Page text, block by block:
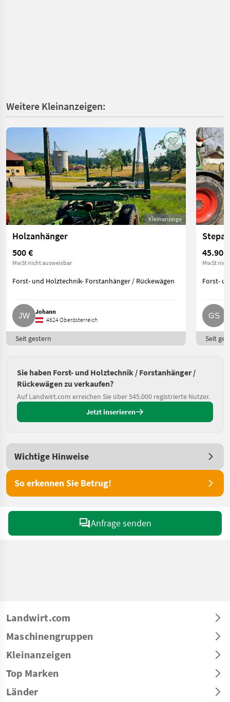
Weitere Kleinanzeigen:
Kleinanzeige
Holzanhänger
500 €
MwSt nicht ausweisbar
Forst- und Holztechnik- Forstanhänger / Rückewägen
Johann
4624 Oberösterreich
Seit gestern
Stepa
45.900
MwSt
Forst-
Seit
Sie haben Forst- und Holztechnik / Forstanhänger /
Rückewägen zu verkaufen?
Auf Landwirt.com erreichen Sie über 545.000 registrierte Nutzer.
Jetzt inserieren
Wichtige Hinweise
So erkennen Sie Betrug!
Anfrage senden
Landwirt.com
Maschinengruppen
Kleinanzeigen
Top Marken
Länder